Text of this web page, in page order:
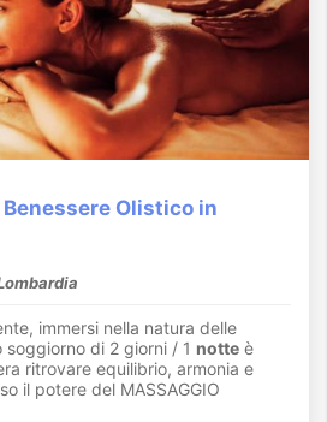
Benessere Olistico in
immersi nella natura delle
soggiorno di 2 giorni / 1 notte è
ritrovare equilibrio, armonia e
il potere del MASSAGGIO